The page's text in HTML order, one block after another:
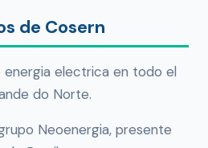
de Cosern
energia electrica en todo el
do Norte.
Neoenergia, presente